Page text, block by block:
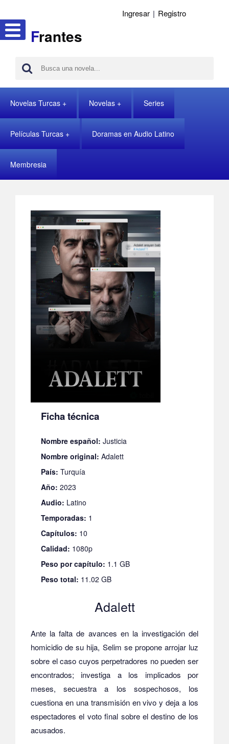
Frantes
Ingresar | Registro
Novelas Turcas Novelas Series
Películas Turcas Doramas en Audio Latino
Membresia
Ficha técnica
Nombre español: Justicia
Nombre original: Adalett
País: Turquía
Año: 2023
Audio: Latino
Temporadas: 1
Capítulos: 10
Calidad: 1080p
Peso por capítulo: 1.1 GB
Peso total: 11.02 GB
Adalett
Ante la falta de avances en la investigación del
homicidio de su hija, Selim se propone arrojar luz
sobre el caso cuyos perpetradores no pueden ser
encontrados; investiga a los implicados por
meses, secuestra a los sospechosos, los
cuestiona en una transmisión en vivo y deja a los
espectadores el voto final sobre el destino de los
acusados.